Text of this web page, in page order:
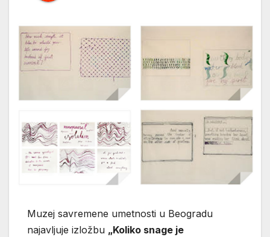
Muzej savremene umetnosti u Beogradu
najavljuje izložbu „Koliko snage je